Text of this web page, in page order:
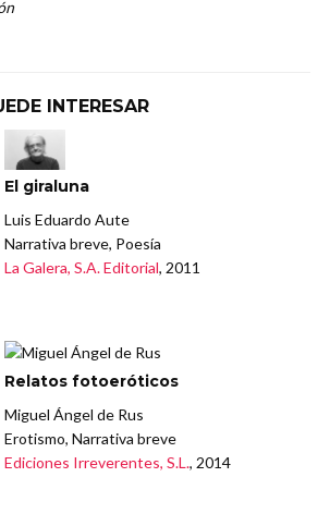
INTERESAR
El giraluna
Luis Eduardo Aute
Narrativa breve, Poesía
La Galera, S.A. Editorial, 2011
Relatos fotoeróticos
Miguel Ángel de Rus
Erotismo, Narrativa breve
Ediciones Irreverentes, S.L., 2014